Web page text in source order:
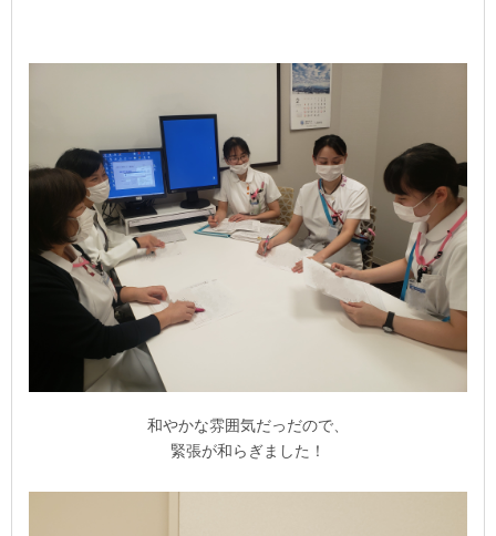
和やかな雰囲気だっだので、
緊張が和らぎました！